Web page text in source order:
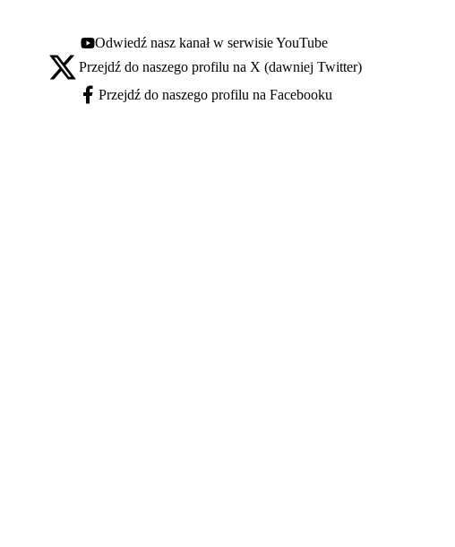
Youtube - otwiera się w nowej karcie
Odwiedź nasz kanał w serwisie YouTube
X - otwiera się w nowej karcie
Przejdź do naszego profilu na X (dawniej Twitter)
Facebook - otwiera się w nowej karcie
Przejdź do naszego profilu na Facebooku